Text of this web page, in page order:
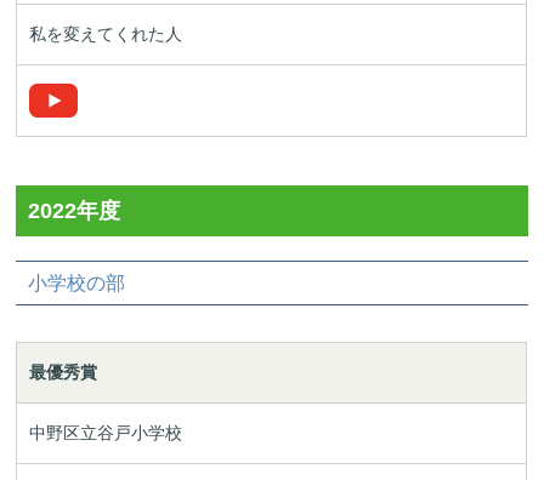
私を変えてくれた人
2022年度
小学校の部
最優秀賞
中野区立谷戸小学校